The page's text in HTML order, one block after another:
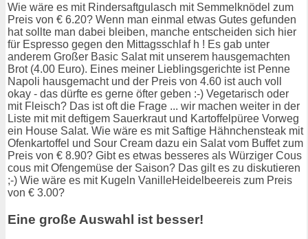
Wie wäre es mit Rindersaftgulasch mit Semmelknödel zum
Preis von € 6.20? Wenn man einmal etwas Gutes gefunden
hat sollte man dabei bleiben, manche entscheiden sich hier
für Espresso gegen den Mittagsschlaf h ! Es gab unter
anderem Großer Basic Salat mit unserem hausgemachten
Brot (4.00 Euro). Eines meiner Lieblingsgerichte ist Penne
Napoli hausgemacht und der Preis von 4.60 ist auch voll
okay - das dürfte es gerne öfter geben :-) Vegetarisch oder
mit Fleisch? Das ist oft die Frage ... wir machen weiter in der
Liste mit mit deftigem Sauerkraut und Kartoffelpüree Vorweg
ein House Salat. Wie wäre es mit Saftige Hähnchensteak mit
Ofenkartoffel und Sour Cream dazu ein Salat vom Buffet zum
Preis von € 8.90? Gibt es etwas besseres als Würziger Cous
cous mit Ofengemüse der Saison? Das gilt es zu diskutieren
;-) Wie wäre es mit Kugeln VanilleHeidelbeereis zum Preis
von € 3.00?
Eine große Auswahl ist besser!